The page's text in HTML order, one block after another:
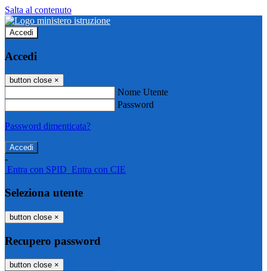
Salta al contenuto
Accedi
Accedi
button close ×
Nome Utente
Password
Password dimenticata?
-
Entra con SPID Entra con CIE
Seleziona utente
button close ×
Recupero password
button close ×